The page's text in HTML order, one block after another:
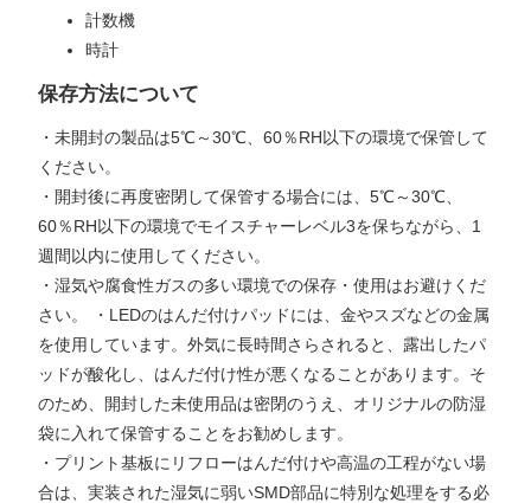
計数機
時計
保存方法について
・未開封の製品は5℃～30℃、60％RH以下の環境で保管して
ください。
・開封後に再度密閉して保管する場合には、5℃～30℃、
60％RH以下の環境でモイスチャーレベル3を保ちながら、1
週間以内に使用してください。
・湿気や腐食性ガスの多い環境での保存・使用はお避けくだ
さい。 ・LEDのはんだ付けパッドには、金やスズなどの金属
を使用しています。外気に長時間さらされると、露出したパ
ッドが酸化し、はんだ付け性が悪くなることがあります。そ
のため、開封した未使用品は密閉のうえ、オリジナルの防湿
袋に入れて保管することをお勧めします。
・プリント基板にリフローはんだ付けや高温の工程がない場
合は、実装された湿気に弱いSMD部品に特別な処理をする必